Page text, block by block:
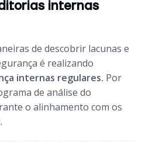
internas
de descobrir lacunas e
é realizando
internas regulares. Por
de análise do
o alinhamento com os